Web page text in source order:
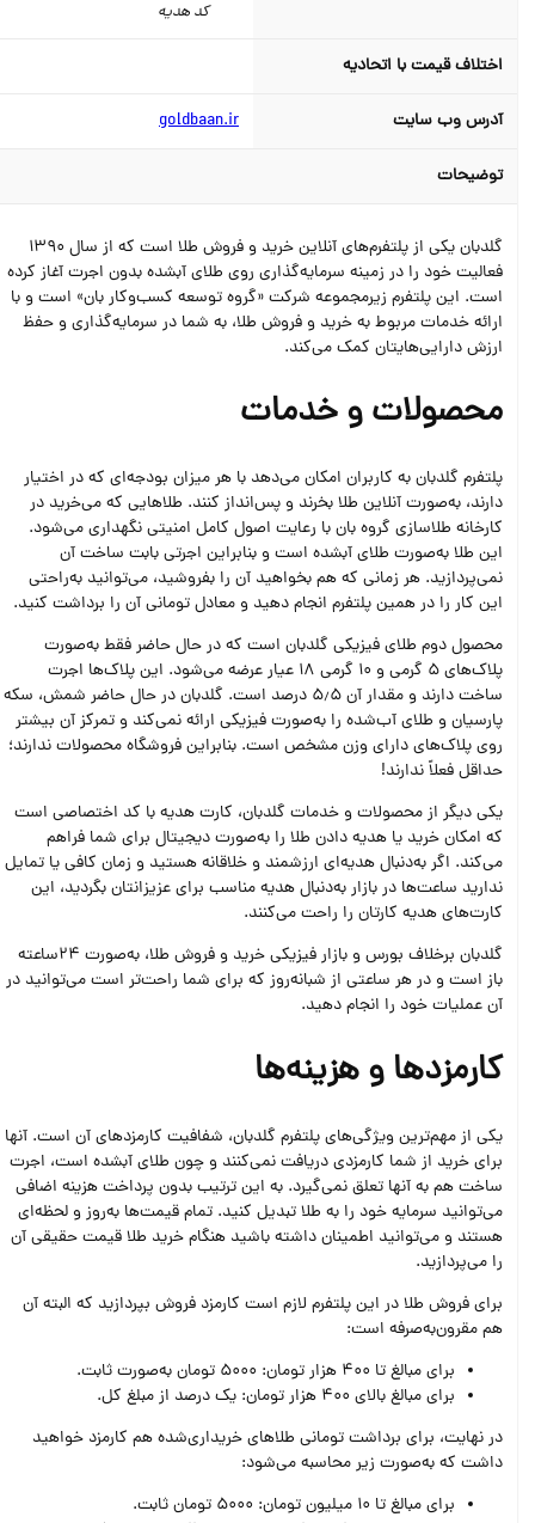
کد هدیه
اختلاف قیمت با اتحادیه
آدرس وب سایت goldbaan.ir
توضیحات
گلدبان یکی از پلتفرم‌های آنلاین خرید و فروش طلا است که از سال 1390
فعالیت خود را در زمینه سرمایه‌گذاری روی طلای آبشده بدون اجرت آغاز کرده
است. این پلتفرم زیرمجموعه شرکت «گروه توسعه کسب‌وکار بان» است و با
ارائه خدمات مربوط به خرید و فروش طلا، به شما در سرمایه‌گذاری و حفظ
ارزش دارایی‌هایتان کمک می‌کند.
محصولات و خدمات
پلتفرم گلدبان به کاربران امکان می‌دهد با هر میزان بودجه‌ای که در اختیار
دارند، به‌صورت آنلاین طلا بخرند و پس‌انداز کنند. طلاهایی که می‌خرید در
کارخانه طلاسازی گروه بان با رعایت اصول کامل امنیتی نگهداری می‌شود.
این طلا به‌صورت طلای آبشده است و بنابراین اجرتی بابت ساخت آن
نمی‌پردازید. هر زمانی که هم بخواهید آن را بفروشید، می‌توانید به‌راحتی
این کار را در همین پلتفرم انجام دهید و معادل تومانی آن را برداشت کنید.
محصول دوم طلای فیزیکی گلدبان است که در حال حاضر فقط به‌صورت
پلاک‌های 5 گرمی و 10 گرمی 18 عیار عرضه می‌شود. این پلاک‌ها اجرت
ساخت دارند و مقدار آن 5٫5 درصد است. گلدبان در حال حاضر شمش، سکه
پارسیان و طلای آب‌شده را به‌صورت فیزیکی ارائه نمی‌کند و تمرکز آن بیشتر
روی پلاک‌های دارای وزن مشخص است. بنابراین فروشگاه محصولات ندارند؛
حداقل فعلاً ندارند!
یکی دیگر از محصولات و خدمات گلدبان، کارت هدیه با کد اختصاصی است
که امکان خرید یا هدیه دادن طلا را به‌صورت دیجیتال برای شما فراهم
می‌کند. اگر به‌دنبال هدیه‌ای ارزشمند و خلاقانه هستید و زمان کافی یا تمایل
ندارید ساعت‌ها در بازار به‌دنبال هدیه مناسب برای عزیزانتان بگردید، این
کارت‌های هدیه کارتان را راحت می‌کنند.
گلدبان برخلاف بورس و بازار فیزیکی خرید و فروش طلا، به‌صورت 24ساعته
باز است و در هر ساعتی از شبانه‌روز که برای شما راحت‌تر است می‌توانید در
آن عملیات خود را انجام دهید.
کارمزدها و هزینه‌ها
یکی از مهم‌ترین ویژگی‌های پلتفرم گلدبان، شفافیت کارمزدهای آن است. آنها
برای خرید از شما کارمزدی دریافت نمی‌کنند و چون طلای آبشده است، اجرت
ساخت هم به آنها تعلق نمی‌گیرد. به این ترتیب بدون پرداخت هزینه اضافی
می‌توانید سرمایه خود را به طلا تبدیل کنید. تمام قیمت‌ها به‌روز و لحظه‌ای
هستند و می‌توانید اطمینان داشته باشید هنگام خرید طلا قیمت حقیقی آن
را می‌پردازید.
برای فروش طلا در این پلتفرم لازم است کارمزد فروش بپردازید که البته آن
هم مقرون‌به‌صرفه است:
برای مبالغ تا 400 هزار تومان: 5000 تومان به‌صورت ثابت.
برای مبالغ بالای 400 هزار تومان: یک درصد از مبلغ کل.
در نهایت، برای برداشت تومانی طلاهای خریداری‌شده هم کارمزد خواهید
داشت که به‌صورت زیر محاسبه می‌شود:
برای مبالغ تا 10 میلیون تومان: 5000 تومان ثابت.